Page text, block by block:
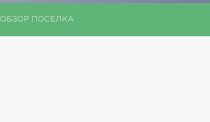
ОБЗОР ПОСЕЛКА